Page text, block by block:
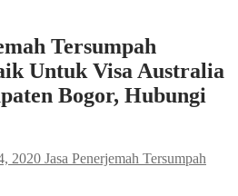
Tersumpah
Untuk Visa Australia
Bogor, Hubungi
2020 Jasa Penerjemah Tersumpah